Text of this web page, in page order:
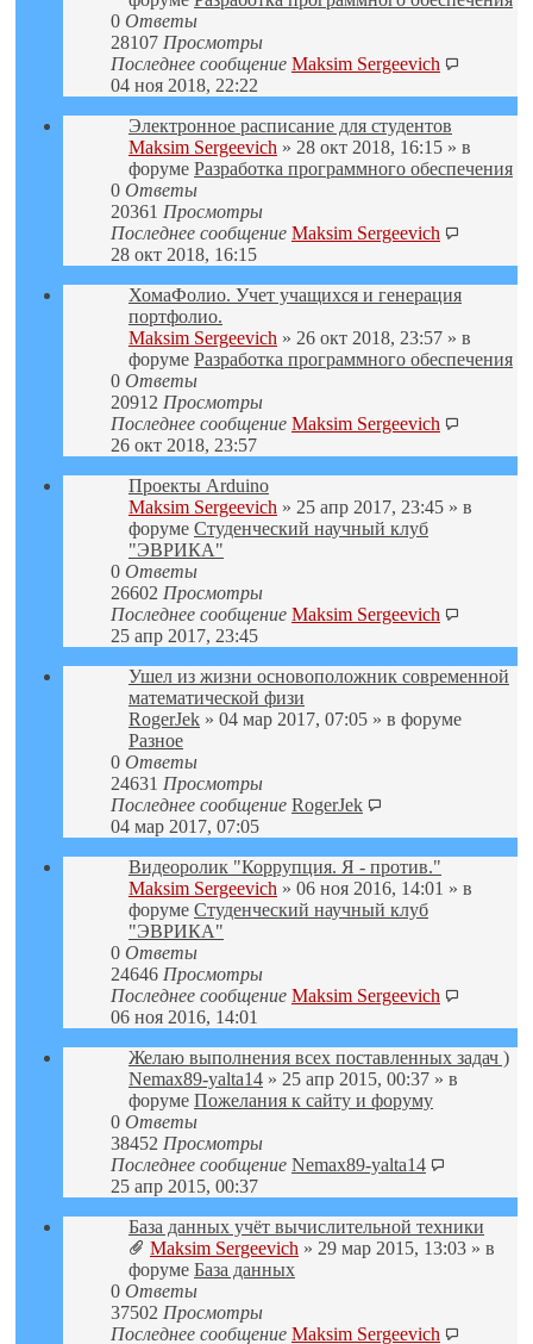
0 Ответы
28107 Просмотры
Последнее сообщение Maksim Sergeevich
04 ноя 2018, 22:22
Электронное расписание для студентов
Maksim Sergeevich » 28 окт 2018, 16:15 » в
форуме Разработка программного обеспечения
0 Ответы
20361 Просмотры
Последнее сообщение Maksim Sergeevich
28 окт 2018, 16:15
ХомаФолио. Учет учащихся и генерация
портфолио.
Maksim Sergeevich » 26 окт 2018, 23:57 » в
форуме Разработка программного обеспечения
0 Ответы
20912 Просмотры
Последнее сообщение Maksim Sergeevich
26 окт 2018, 23:57
Проекты Arduino
Maksim Sergeevich » 25 апр 2017, 23:45 » в
форуме Студенческий научный клуб
"ЭВРИКА"
0 Ответы
26602 Просмотры
Последнее сообщение Maksim Sergeevich
25 апр 2017, 23:45
Ушел из жизни основоположник современной
математической физи
RogerJek » 04 мар 2017, 07:05 » в форуме
Разное
0 Ответы
24631 Просмотры
Последнее сообщение RogerJek
04 мар 2017, 07:05
Видеоролик "Коррупция. Я - против."
Maksim Sergeevich » 06 ноя 2016, 14:01 » в
форуме Студенческий научный клуб
"ЭВРИКА"
0 Ответы
24646 Просмотры
Последнее сообщение Maksim Sergeevich
06 ноя 2016, 14:01
Желаю выполнения всех поставленных задач )
Nemax89-yalta14 » 25 апр 2015, 00:37 » в
форуме Пожелания к сайту и форуму
0 Ответы
38452 Просмотры
Последнее сообщение Nemax89-yalta14
25 апр 2015, 00:37
База данных учёт вычислительной техники
Maksim Sergeevich » 29 мар 2015, 13:03 » в
форуме База данных
0 Ответы
37502 Просмотры
Последнее сообщение Maksim Sergeevich